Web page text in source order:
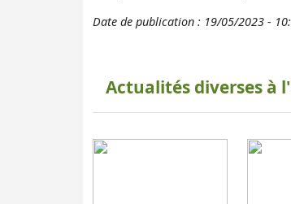
Date de publication : 19/05/2023 -
Actualités diverses à